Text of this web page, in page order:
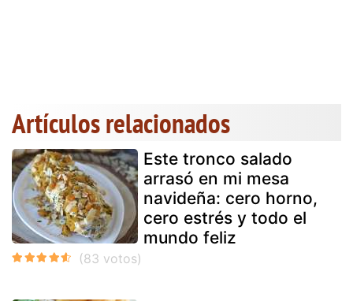
Artículos relacionados
Este tronco salado
arrasó en mi mesa
navideña: cero horno,
cero estrés y todo el
mundo feliz